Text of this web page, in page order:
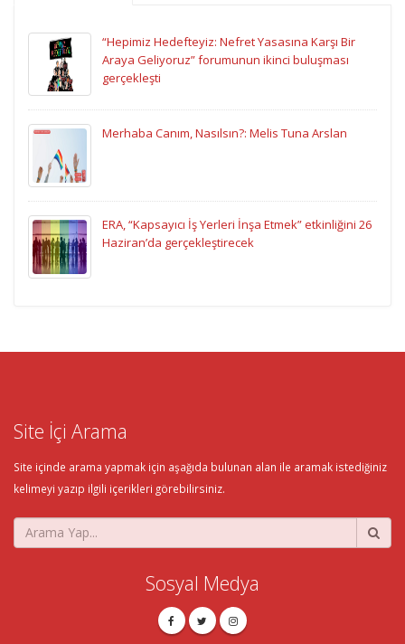
“Hepimiz Hedefteyiz: Nefret Yasasına Karşı Bir
Araya Geliyoruz” forumunun ikinci buluşması
gerçekleşti
Merhaba Canım, Nasılsın?: Melis Tuna Arslan
ERA, “Kapsayıcı İş Yerleri İnşa Etmek” etkinliğini 26
Haziran’da gerçekleştirecek
Site İçi Arama
Site içinde arama yapmak için aşağıda bulunan alan ile aramak istediğiniz
kelimeyi yazıp ilgili içerikleri görebilirsiniz.
Sosyal Medya